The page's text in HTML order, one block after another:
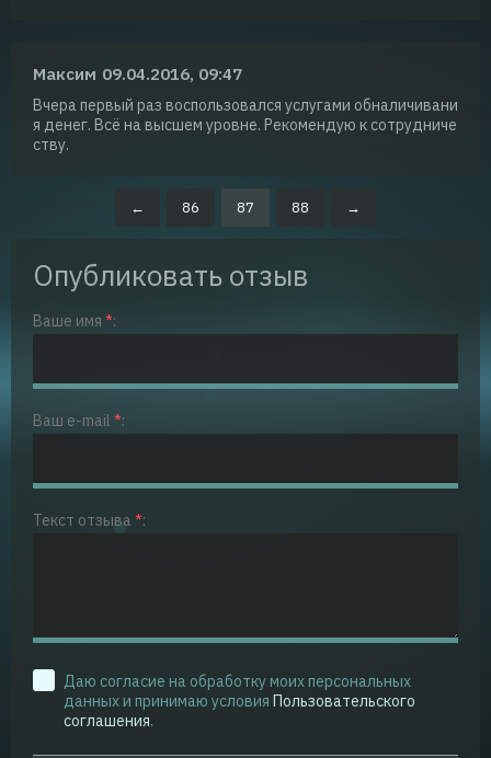
Максим 09.04.2016, 09:47
Вчера первый раз воспользовался услугами обналичивани
я денег. Всё на высшем уровне. Рекомендую к сотрудниче
ству.
← 86 87 88 →
Опубликовать отзыв
Ваше имя *:
Ваш e-mail *:
Текст отзыва*:
Даю согласие на обработку моих персональных
данных и принимаю условия Пользовательского
соглашения.